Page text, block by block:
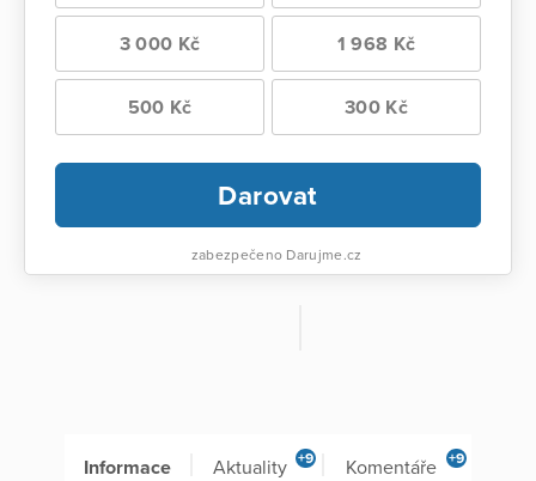
3 000 Kč 1 968 Kč
500 Kč 300 Kč
Darovat
zabezpečeno Darujme.cz
Informace Aktuality +9 Komentáře +9